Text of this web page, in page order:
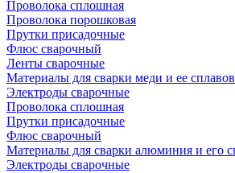
Проволока сплошная
Проволока порошковая
Прутки присадочные
Флюс сварочный
Ленты сварочные
Материалы для сварки меди и ее сплавов
Электроды сварочные
Проволока сплошная
Прутки присадочные
Флюс сварочный
Материалы для сварки алюминия и его
Электроды сварочные